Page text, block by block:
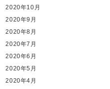
2020年10月
2020年9月
2020年8月
2020年7月
2020年6月
2020年5月
2020年4月